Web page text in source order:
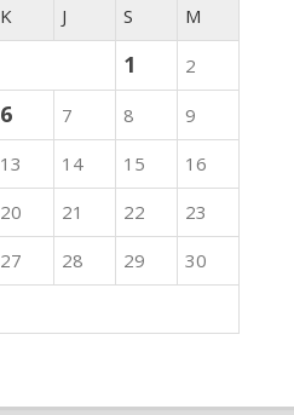
K J S M
1 2
6 7 8
9
13 14 15
16
20 21 22
23
27 28 29
30